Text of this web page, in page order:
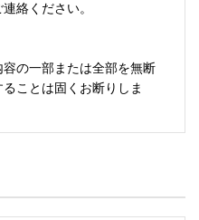
絡ください。
の一部または全部を無断
ことは固くお断りしま
ソフトウェア・ハードウ